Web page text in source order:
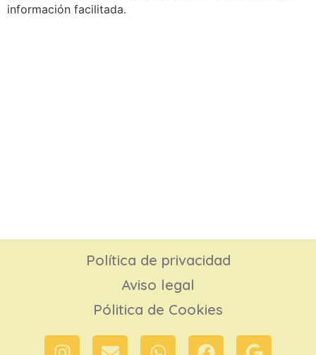
información facilitada.
Política de privacidad
Aviso legal
Pólitica de Cookies